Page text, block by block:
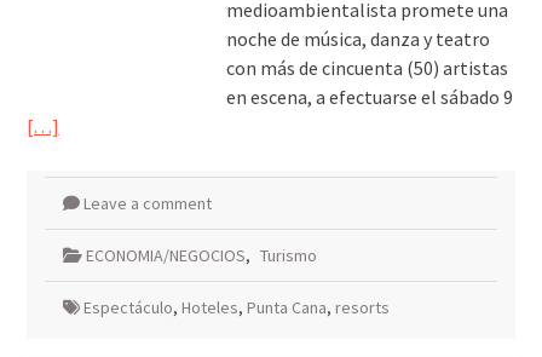
medioambientalista promete una
noche de música, danza y teatro
con más de cincuenta (50) artistas
en escena, a efectuarse el sábado 9
[…]
Leave a comment
ECONOMIA/NEGOCIOS, Turismo
Espectáculo, Hoteles, Punta Cana, resorts